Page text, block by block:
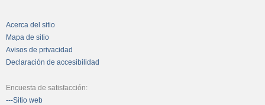
Acerca del sitio
Mapa de sitio
Avisos de privacidad
Declaración de accesibilidad
Encuesta de satisfacción:
---Sitio web